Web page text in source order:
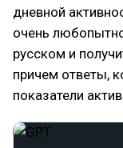
дневной
очень
русском и
причем ответы,
показатели